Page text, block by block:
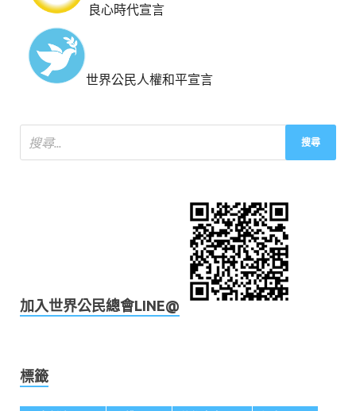
良心時代宣言
世界公民人權和平宣言
加入世界公民總會LINE@
標籤